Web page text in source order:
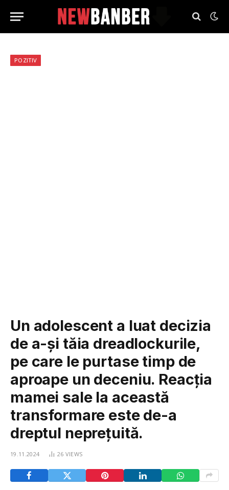
POZITIV
Un adolescent a luat decizia
de a-și tăia dreadlockurile,
pe care le purtase timp de
aproape un deceniu. Reacția
mamei sale la această
transformare este de-a
dreptul neprețuită.
19.11.2024 26 VIEWS